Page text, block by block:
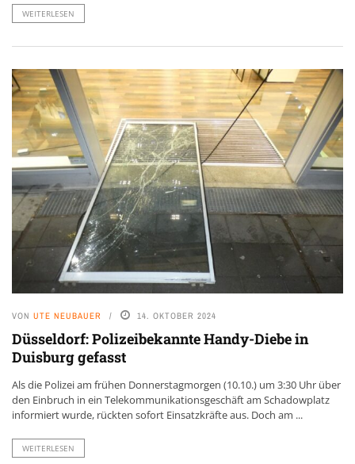
WEITERLESEN
VON UTE NEUBAUER 14. OKTOBER 2024
Düsseldorf: Polizeibekannte Handy-Diebe in
Duisburg gefasst
Als die Polizei am frühen Donnerstagmorgen (10.10.) um 3:30 Uhr über
den Einbruch in ein Telekommunikationsgeschäft am Schadowplatz
informiert wurde, rückten sofort Einsatzkräfte aus. Doch am ...
WEITERLESEN